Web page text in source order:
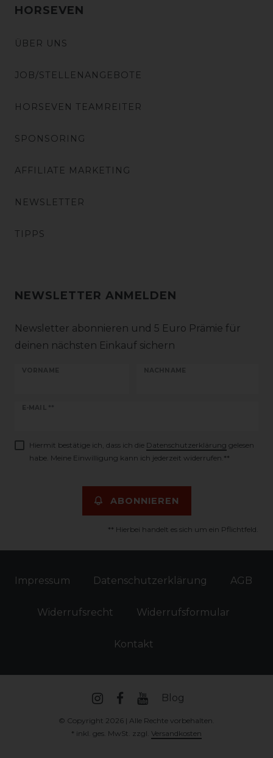
HORSEVEN
ÜBER UNS
JOB/STELLENANGEBOTE
HORSEVEN TEAMREITER
SPONSORING
AFFILIATE MARKETING
NEWSLETTER
TIPPS
NEWSLETTER ANMELDEN
Newsletter abonnieren und 5 Euro Prämie für
deinen nächsten Einkauf sichern
VORNAME NACHNAME
E-MAIL **
Newsletter
Hiermit bestätige ich, dass ich die Daten­schutz­erklärung gelesen
habe. Meine Einwilligung kann ich jederzeit widerrufen.**
ABONNIEREN
** Hierbei handelt es sich um ein Pflichtfeld.
Impressum Daten­schutz­erklärung AGB
Widerrufs­recht Widerrufs­formular
Kontakt
Blog
© Copyright 2026 | Alle Rechte vorbehalten.
* inkl. ges. MwSt. zzgl. Versandkosten